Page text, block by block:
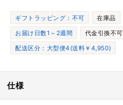
ギフトラッピング：不可
在庫品
お届け日数1～2週間
代金引換不可
配送区分：大型便4(送料￥4,950)
仕様